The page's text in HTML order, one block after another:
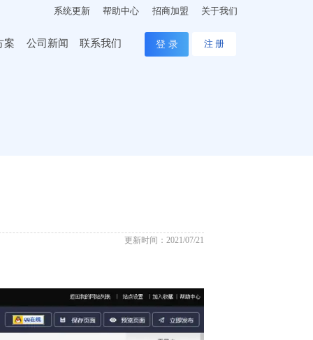
系统更新 帮助中心 招商加盟 关于我们
案 公司新闻 联系我们 登 录 注 册
更新时间：2021/07/21